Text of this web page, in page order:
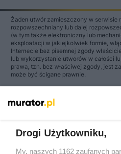
Żaden utwór zamieszczony w serwisie
rozpowszechniany lub dalej
(w tym także elektroniczny lub
eksploatacji w jakiejkolwiek formie,
Internecie bez pisemnej zgody
lub wykorzystanie utworów w całości
prawa, tzn. bez właściwej zgody, jest
może być ścigane prawnie.
Drogi Użytkowniku,
My, naszych 1162 zaufanych